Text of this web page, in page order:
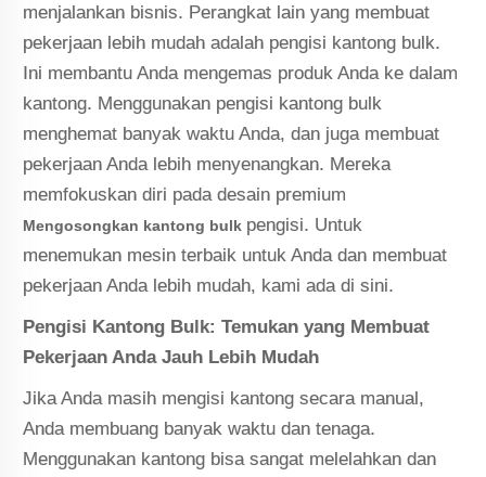
menjalankan bisnis. Perangkat lain yang membuat
pekerjaan lebih mudah adalah pengisi kantong bulk.
Ini membantu Anda mengemas produk Anda ke dalam
kantong. Menggunakan pengisi kantong bulk
menghemat banyak waktu Anda, dan juga membuat
pekerjaan Anda lebih menyenangkan. Mereka
memfokuskan diri pada desain premium
Mengosongkan kantong bulk pengisi. Untuk
menemukan mesin terbaik untuk Anda dan membuat
pekerjaan Anda lebih mudah, kami ada di sini.
Pengisi Kantong Bulk: Temukan yang Membuat
Pekerjaan Anda Jauh Lebih Mudah
Jika Anda masih mengisi kantong secara manual,
Anda membuang banyak waktu dan tenaga.
Menggunakan kantong bisa sangat melelahkan dan